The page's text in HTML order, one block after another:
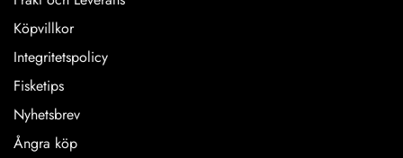
Köpvillkor
Integritetspolicy
Fisketips
Nyhetsbrev
Ångra köp